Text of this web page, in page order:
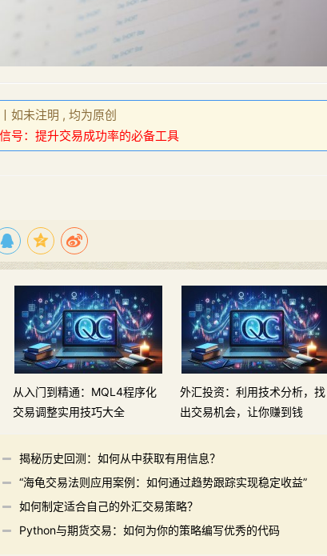
如未注明 , 均为原创
号：提升交易成功率的必备工具
从入门到精通：MQL4程序化
交易调整实用技巧大全
外汇投资：利用技术分析，找
出交易机会，让你赚到钱
揭秘历史回测：如何从中获取有用信息？
“海龟交易法则应用案例：如何通过趋势跟踪实现稳定收益”
如何制定适合自己的外汇交易策略？
Python与期货交易：如何为你的策略编写优秀的代码